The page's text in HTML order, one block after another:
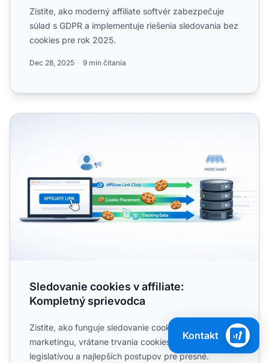
Zistite, ako moderný affiliate softvér zabezpečuje
súlad s GDPR a implementuje riešenia sledovania bez
cookies pre rok 2025.
Dec 28, 2025 9 min čítania
Sledovanie cookies v affiliate: Kompletný sprievodca
Sledovanie cookies v affiliate:
Kompletný sprievodca
Zistite, ako funguje sledovanie cookies v affiliate
marketingu, vrátane trvania cookies, typov, súladu s
legislatívou a najlepších postupov pre presné.
Kontakt